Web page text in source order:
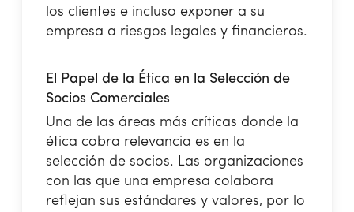
los clientes e incluso exponer a su
empresa a riesgos legales y financieros.
El Papel de la Ética en la Selección de
Socios Comerciales
Una de las áreas más críticas donde la
ética cobra relevancia es en la
selección de socios. Las organizaciones
con las que una empresa colabora
reflejan sus estándares y valores, por lo